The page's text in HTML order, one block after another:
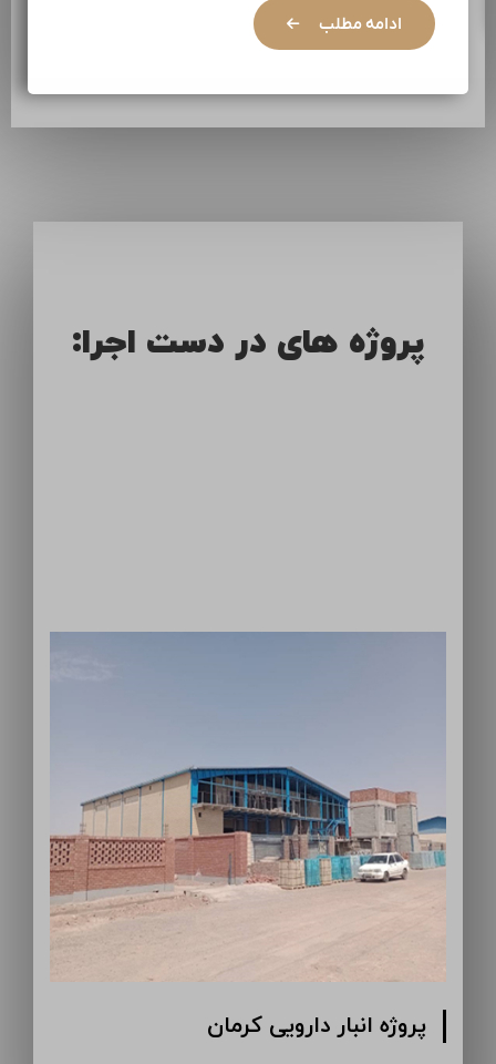
ادامه مطلب
پروژه های در دست اجرا:
پروژه انبار دارویی کرمان